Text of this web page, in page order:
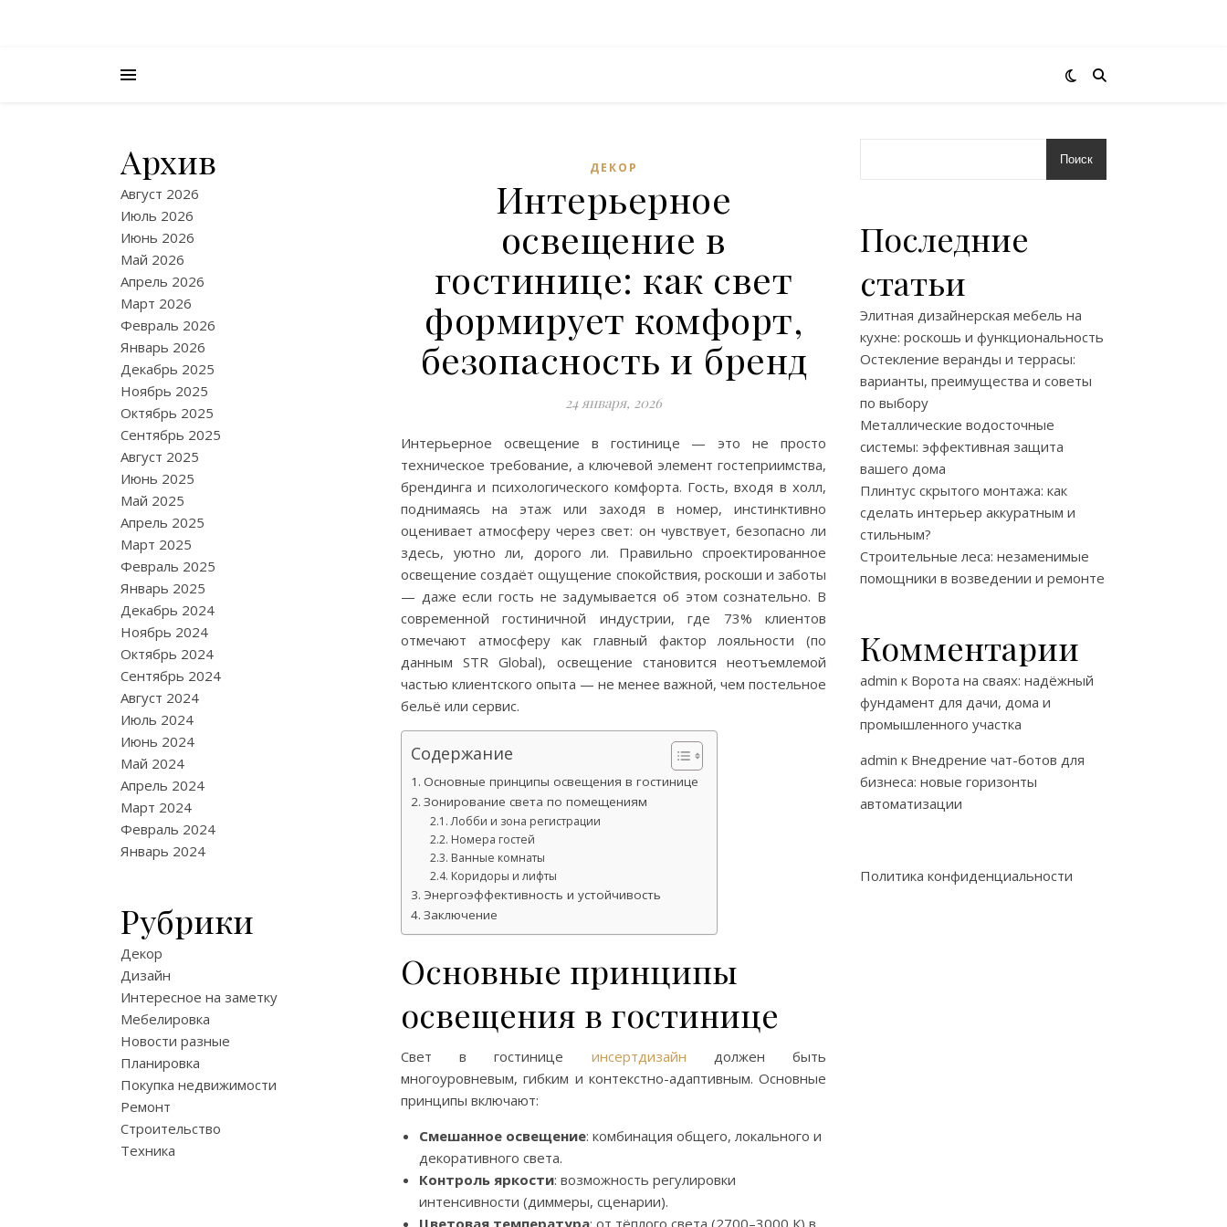
Архив
Август 2026
Июль 2026
Июнь 2026
Май 2026
Апрель 2026
Март 2026
Февраль 2026
Январь 2026
Декабрь 2025
Ноябрь 2025
Октябрь 2025
Сентябрь 2025
Август 2025
Июнь 2025
Май 2025
Апрель 2025
Март 2025
Февраль 2025
Январь 2025
Декабрь 2024
Ноябрь 2024
Октябрь 2024
Сентябрь 2024
Август 2024
Июль 2024
Июнь 2024
Май 2024
Апрель 2024
Март 2024
Февраль 2024
Январь 2024
Рубрики
Декор
Дизайн
Интересное на заметку
Мебелировка
Новости разные
Планировка
Покупка недвижимости
Ремонт
Строительство
Техника
ДЕКОР
Интерьерное
освещение в
гостинице: как свет
формирует комфорт,
безопасность и бренд
24 января, 2026
Интерьерное освещение в гостинице — это не просто
техническое требование, а ключевой элемент гостеприимства,
брендинга и психологического комфорта. Гость, входя в холл,
поднимаясь на этаж или заходя в номер, инстинктивно
оценивает атмосферу через свет: он чувствует, безопасно ли
здесь, уютно ли, дорого ли. Правильно спроектированное
освещение создаёт ощущение спокойствия, роскоши и заботы
— даже если гость не задумывается об этом сознательно. В
современной гостиничной индустрии, где 73% клиентов
отмечают атмосферу как главный фактор лояльности (по
данным STR Global), освещение становится неотъемлемой
частью клиентского опыта — не менее важной, чем постельное
бельё или сервис.
Содержание
Основные принципы освещения в гостинице
Зонирование света по помещениям
Лобби и зона регистрации
Номера гостей
Ванные комнаты
Коридоры и лифты
Энергоэффективность и устойчивость
Заключение
Основные принципы
освещения в гостинице
Свет в гостинице инсертдизайн должен быть
многоуровневым, гибким и контекстно-адаптивным. Основные
принципы включают:
Смешанное освещение: комбинация общего, локального и
декоративного света.
Контроль яркости: возможность регулировки
интенсивности (диммеры, сценарии).
Цветовая температура: от тёплого света (2700–3000 К) в
Поиск
Последние
статьи
Элитная дизайнерская мебель на
кухне: роскошь и функциональность
Остекление веранды и террасы:
варианты, преимущества и советы
по выбору
Металлические водосточные
системы: эффективная защита
вашего дома
Плинтус скрытого монтажа: как
сделать интерьер аккуратным и
стильным?
Строительные леса: незаменимые
помощники в возведении и ремонте
Комментарии
admin к Ворота на сваях: надёжный
фундамент для дачи, дома и
промышленного участка
admin к Внедрение чат-ботов для
бизнеса: новые горизонты
автоматизации
Политика конфиденциальности